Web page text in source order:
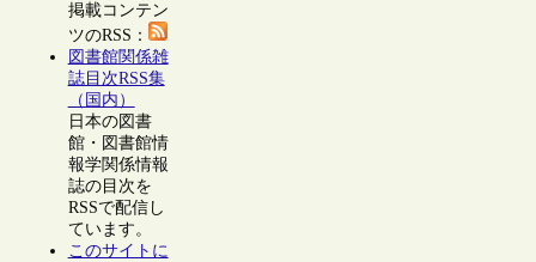
掲載コンテン
ツのRSS：
図書館関係雑
誌目次RSS集
（国内）
日本の図書
館・図書館情
報学関係情報
誌の目次を
RSSで配信し
ています。
このサイトに